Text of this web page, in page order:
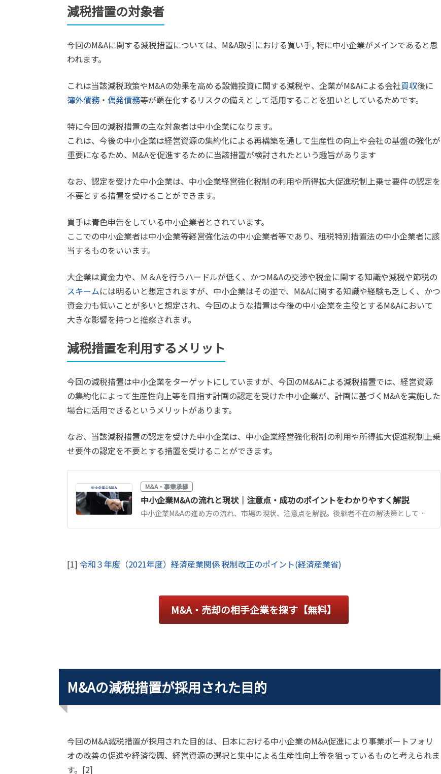
減税措置の対象者
今回のM&Aに関する減税措置については、M&A取引における買い手, 特に中小企業がメインであると思
われます。
これは当該減税政策やM&Aの効果を高める設備投資に関する減税や、企業がM&Aによる会社買収後に
簿外債務 ・ 偶発債務等が顕在化するリスクの備えとして活用することを狙いとしているためです。
特に今回の減税措置の主な対象者は中小企業になります。
これは、今後の中小企業は経営資源の集約化による再構築を通して生産性の向上や会社の基盤の強化が
重要になるため、M&Aを促進するために当該措置が検討されたという趣旨があります
なお、認定を受けた中小企業は、中小企業経営強化税制の利用や所得拡大促進税制上乗せ要件の認定を
不要とする措置を受けることができます。
買手は青色申告をしている中小企業者とされています。
ここでの中小企業者は中小企業等経営強化法の中小企業者等であり、租税特別措置法の中小企業者に該
当するものをいいます。
大企業は資金力や、Ｍ＆Aを行うハードルが低く、かつM&Aの交渉や税金に関する知識や減税や節税の
スキームには明るいと想定されますが、中小企業はその逆で、M&Aに関する知識や経験も乏しく、かつ
資金力も低いことが多いと想定され、今回のような措置は今後の中小企業を主役とするM&Aにおいて
大きな影響を持つと推察されます。
減税措置を利用するメリット
今回の減税措置は中小企業をターゲットにしていますが、今回のM&Aによる減税措置では、経営資源
の集約化によって生産性向上等を目指す計画の認定を受けた中小企業が、計画に基づくM&Aを実施した
場合に活用できるというメリットがあります。
なお、当該減税措置の認定を受けた中小企業は、中小企業経営強化税制の利用や所得拡大促進税制上乗
せ要件の認定を不要とする措置を受けることができます。
M&A・事業承継
中小企業M&Aの流れと現状｜注意点・成功のポイントをわかりやすく解説
中小企業M&Aの進め方の流れ、市場の現状、注意点を解説。後継者不在の解決策としてのM&A、相談先の選び方、成功事例から学ぶポイントを紹介します。
[1] 令和３年度（2021年度）経済産業関係 税制改正のポイント(経済産業省)
M&A・売却の相手企業を探す【無料】
M&Aの減税措置が採用された目的
今回のM&A減税措置が採用された目的は、日本における中小企業のM&A促進により事業ポートフォリ
オの改善の促進や経済復興、経営資源の選択と集中による生産性向上等を狙っているものと考えられま
す。[2]